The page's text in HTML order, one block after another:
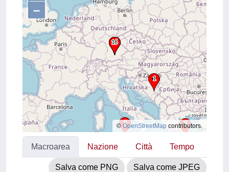
–
©OpenStreetMap contributors.
Macroarea Nazione Città Tempo
Salva come PNG Salva come JPEG